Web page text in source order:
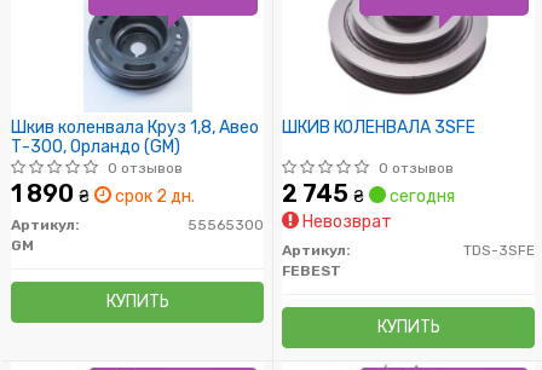
Шкив коленвала Круз 1,8, Авео
Т-300, Орландо (GM)
0 отзывов
1 890 ₴ срок 2 дн.
Артикул:
55565300
GM
КУПИТЬ
ШКИВ КОЛЕНВАЛА 3SFE
0 отзывов
2 745 ₴
сегодня
Невозврат
Артикул:
TDS-3SFE
FEBEST
КУПИТЬ